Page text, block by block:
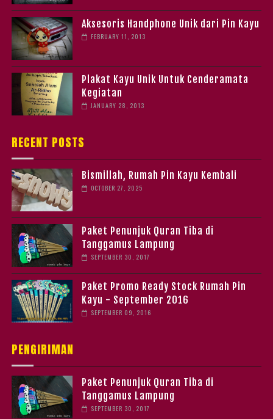
Aksesoris Handphone Unik dari Pin Kayu
FEBRUARY 11, 2013
Plakat Kayu Unik Untuk Cenderamata
Kegiatan
JANUARY 28, 2013
RECENT POSTS
Bismillah, Rumah Pin Kayu Kembali
OCTOBER 27, 2025
Paket Penunjuk Quran Tiba di
Tanggamus Lampung
SEPTEMBER 30, 2017
Paket Promo Ready Stock Rumah Pin
Kayu - September 2016
SEPTEMBER 09, 2016
PENGIRIMAN
Paket Penunjuk Quran Tiba di
Tanggamus Lampung
SEPTEMBER 30, 2017